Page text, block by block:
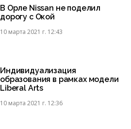
В Орле Nissan не поделил
дорогу с Окой
10 марта 2021 г. 12:43
Индивидуализация
образования в рамках модели
Liberal Arts
10 марта 2021 г. 12:36